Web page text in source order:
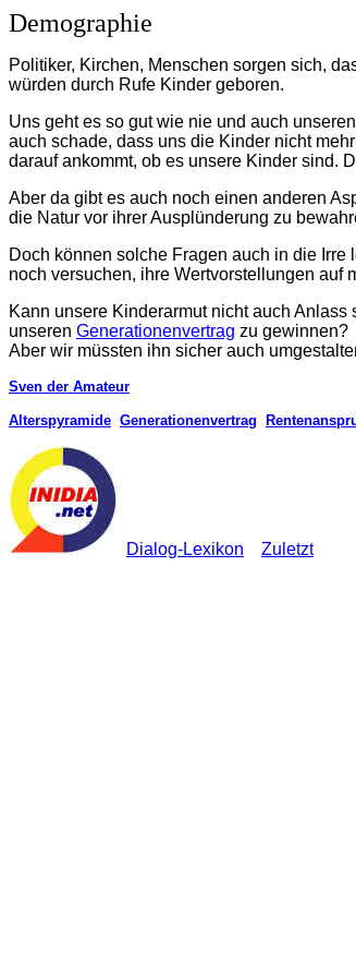
Demographie
Politiker, Kirchen, Menschen sorgen sich,
würden durch Rufe Kinder geboren.
Uns geht es so gut wie nie und auch
auch schade, dass uns die Kinder nicht
darauf ankommt, ob es unsere Kinder sind.
Aber da gibt es auch noch einen anderen
die Natur vor ihrer Ausplünderung zu
Doch können solche Fragen auch in die
noch versuchen, ihre Wertvorstellungen auf
Kann unsere Kinderarmut nicht auch
unseren Generationenvertrag zu gewinnen?
Aber wir müssten ihn sicher auch
Sven der Amateur
Alterspyramide Generationenvertrag
Dialog-Lexikon Zuletzt